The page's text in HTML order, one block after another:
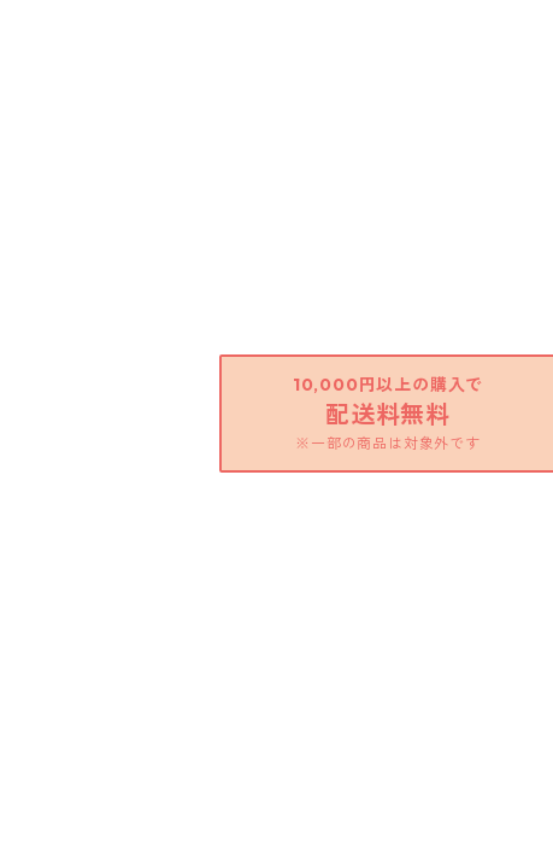
10,000円以上の購入で
配送料無料
※一部の商品は対象外です